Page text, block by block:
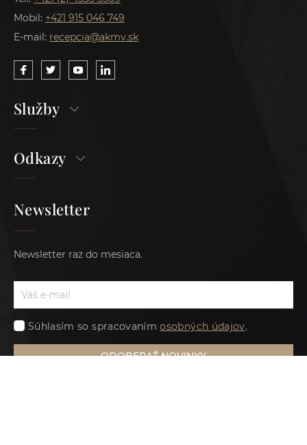
Mobil: +421 915 046 749
E-mail: recepcia@akmv.sk
Služby
Odkazy
Newsletter
Newsletter raz do mesiaca.
Súhlasím so spracovanímosobných údajov.
ODOBERAŤ NOVINKY